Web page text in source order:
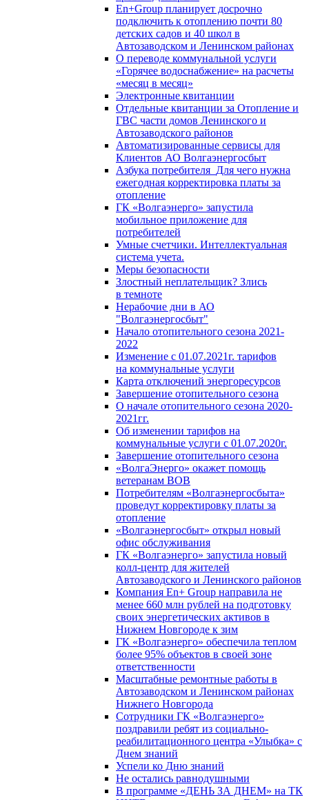
En+Group планирует досрочно
подключить к отоплению почти 80
детских садов и 40 школ в
Автозаводском и Ленинском районах
О переводе коммунальной услуги
«Горячее водоснабжение» на расчеты
«месяц в месяц»
Электронные квитанции
Отдельные квитанции за Отопление и
ГВС части домов Ленинского и
Автозаводского районов
Автоматизированные сервисы для
Клиентов АО Волгаэнергосбыт
Азбука потребителя_Для чего нужна
ежегодная корректировка платы за
отопление
ГК «Волгаэнерго» запустила
мобильное приложение для
потребителей
Умные счетчики. Интеллектуальная
система учета.
Меры безопасности
Злостный неплательщик? Злись
в темноте
Нерабочие дни в АО
"Волгаэнергосбыт"
Начало отопительного сезона 2021-
2022
Изменение с 01.07.2021г. тарифов
на коммунальные услуги
Карта отключений энергоресурсов
Завершение отопительного сезона
О начале отопительного сезона 2020-
2021гг.
Об изменении тарифов на
коммунальные услуги с 01.07.2020г.
Завершение отопительного сезона
«ВолгаЭнерго» окажет помощь
ветеранам ВОВ
Потребителям «Волгаэнергосбыта»
проведут корректировку платы за
отопление
«Волгаэнергосбыт» открыл новый
офис обслуживания
ГК «Волгаэнерго» запустила новый
колл-центр для жителей
Автозаводского и Ленинского районов
Компания En+ Group направила не
менее 660 млн рублей на подготовку
своих энергетических активов в
Нижнем Новгороде к зим
ГК «Волгаэнерго» обеспечила теплом
более 95% объектов в своей зоне
ответственности
Масштабные ремонтные работы в
Автозаводском и Ленинском районах
Нижнего Новгорода
Сотрудники ГК «Волгаэнерго»
поздравили ребят из социально-
реабилитационного центра «Улыбка» с
Днем знаний
Успели ко Дню знаний
Не остались равнодушными
В программе «ДЕНЬ ЗА ДНЕМ» на ТК